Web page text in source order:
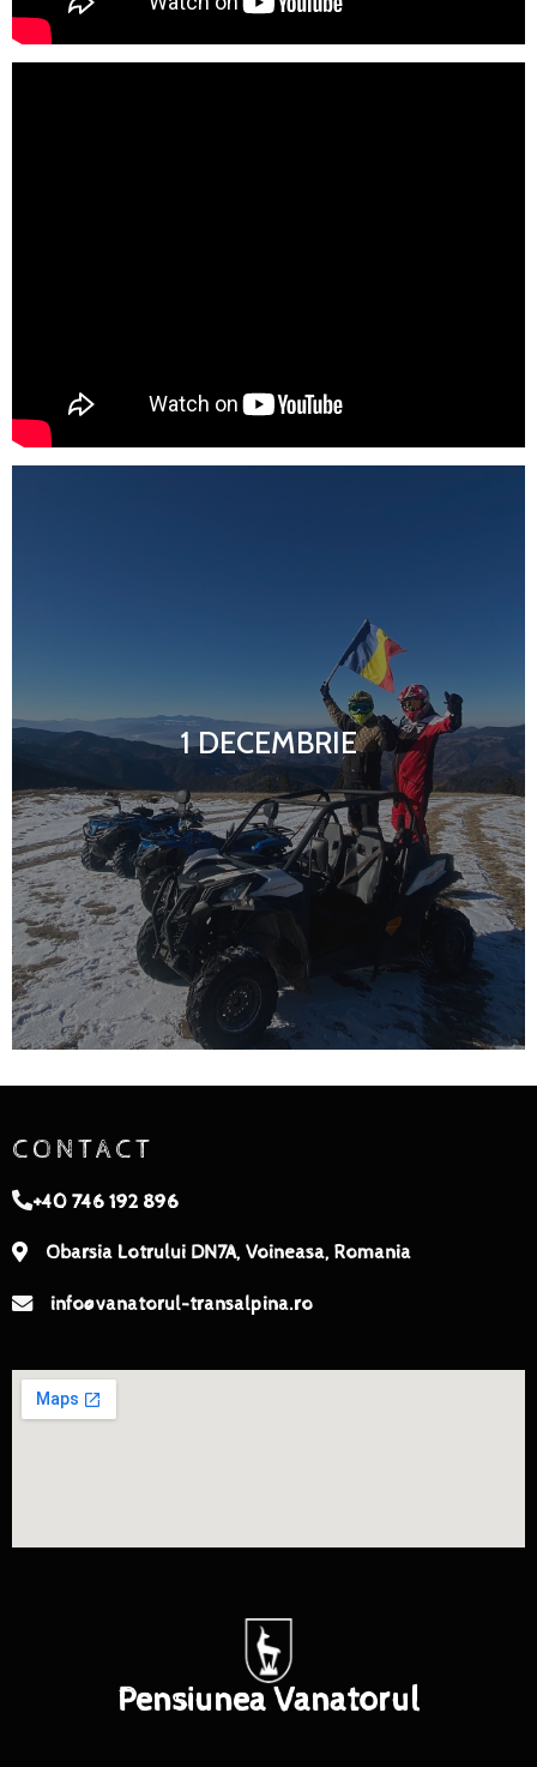
1 DECEMBRIE
CONTACT
+40 746 192 896
Obarsia Lotrului DN7A, Voineasa, Romania
info@vanatorul-transalpina.ro
Pensiunea Vanatorul